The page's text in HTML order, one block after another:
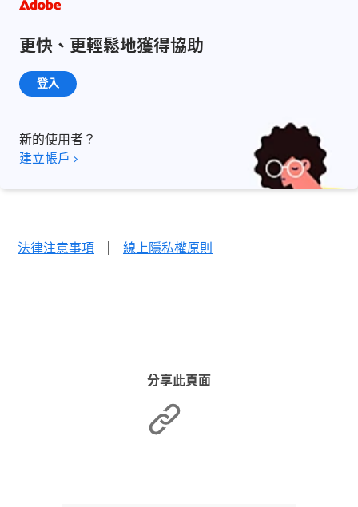
更快、更輕鬆地獲得協助
登入
新的使用者？
建立帳戶 ›
法律注意事項 | 線上隱私權原則
分享此頁面